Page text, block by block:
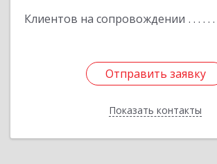
Клиентов на сопровождении
Отправить заявку
Показать контакты
Отправить заявку
Назад